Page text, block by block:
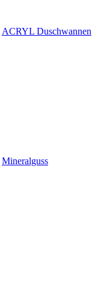
ACRYL Duschwannen
Mineralguss